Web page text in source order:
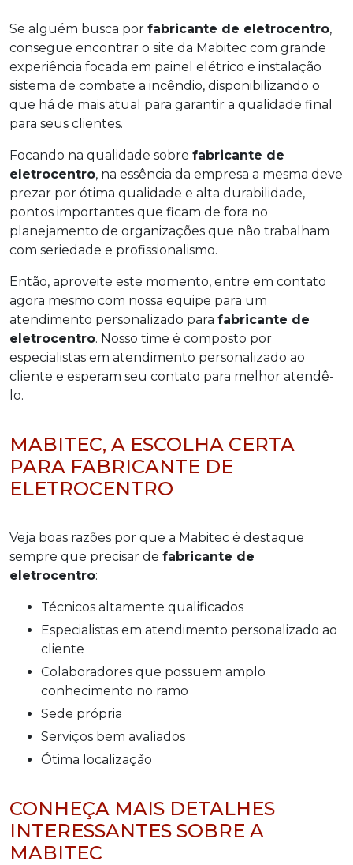
Se alguém busca por fabricante de eletrocentro,
consegue encontrar o site da Mabitec com grande
experiência focada em painel elétrico e instalação
sistema de combate a incêndio, disponibilizando o
que há de mais atual para garantir a qualidade final
para seus clientes.
Focando na qualidade sobre fabricante de
eletrocentro, na essência da empresa a mesma deve
prezar por ótima qualidade e alta durabilidade,
pontos importantes que ficam de fora no
planejamento de organizações que não trabalham
com seriedade e profissionalismo.
Então, aproveite este momento, entre em contato
agora mesmo com nossa equipe para um
atendimento personalizado para fabricante de
eletrocentro. Nosso time é composto por
especialistas em atendimento personalizado ao
cliente e esperam seu contato para melhor atendê-
lo.
MABITEC, A ESCOLHA CERTA
PARA FABRICANTE DE
ELETROCENTRO
Veja boas razões por que a Mabitec é destaque
sempre que precisar de fabricante de
eletrocentro:
técnicos altamente qualificados
especialistas em atendimento personalizado ao
cliente
colaboradores que possuem amplo
conhecimento no ramo
sede própria
serviços bem avaliados
ótima localização
CONHEÇA MAIS DETALHES
INTERESSANTES SOBRE A
MABITEC